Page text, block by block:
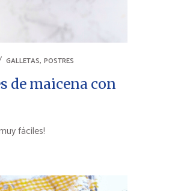
GALLETAS, POSTRES
de maicena con
fáciles!